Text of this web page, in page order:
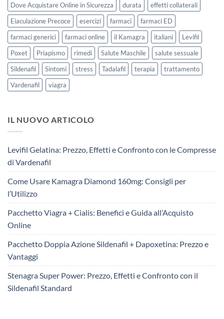
Dove Acquistare Online in Sicurezza
durata
effetti collaterali
Eiaculazione Precoce
esercizi farmaci
farmaci ED
farmaci generici
farmaci online il Kamagra italiani
Levifil
Poxet
Priapismo rimedi Salute Maschile
salute sessuale
Sildenafil
Sintomi stress Tadalafil terapia
trattamento
Vardenafil
viagra
IL NUOVO ARTICOLO
Levifil Gelatina: Prezzo, Effetti e Confronto con le Compresse
di Vardenafil
Come Usare Kamagra Diamond 160mg: Consigli per
l’Utilizzo
Pacchetto Viagra + Cialis: Benefici e Guida all’Acquisto
Online
Pacchetto Doppia Azione Sildenafil + Dapoxetina: Prezzo e
Vantaggi
Stenagra Super Power: Prezzo, Effetti e Confronto con il
Sildenafil Standard